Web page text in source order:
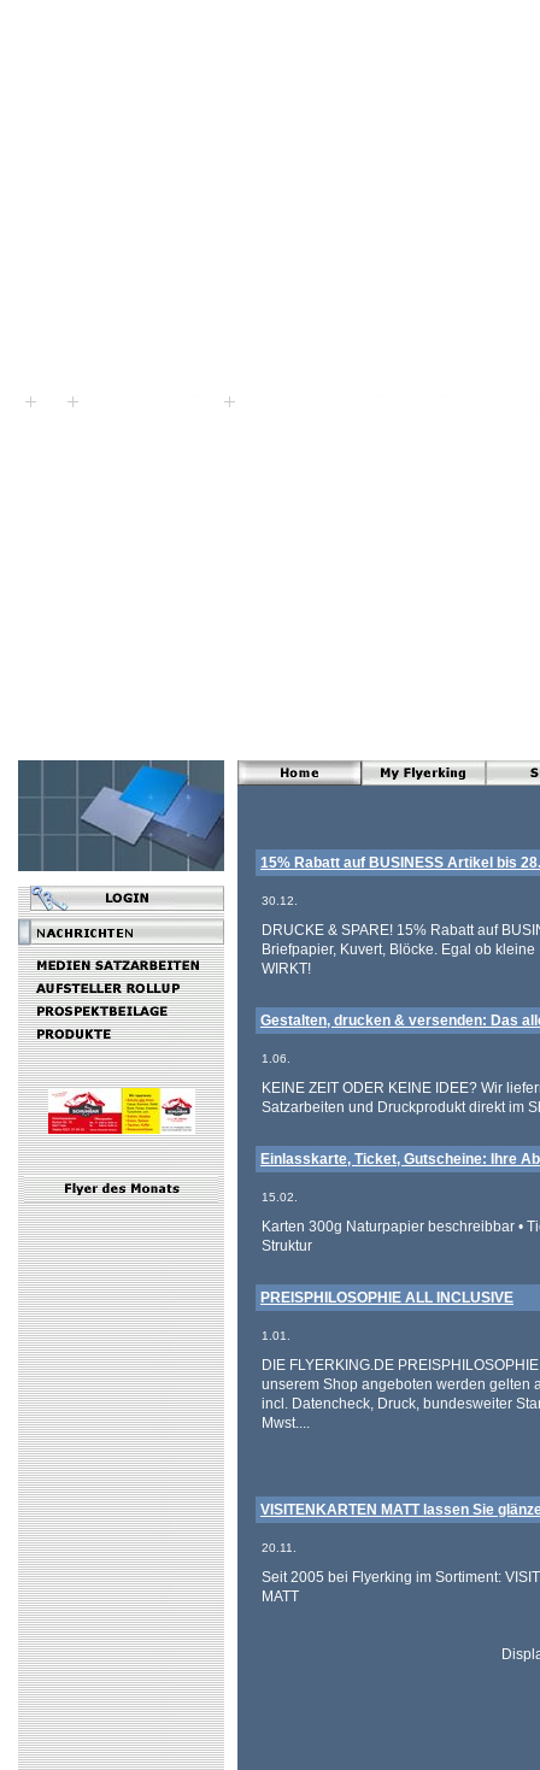
15% Rabatt auf BUSINESS Artikel bis
30.12.
DRUCKE & SPARE! 15% Rabatt auf
Briefpapier, Kuvert, Blöcke. Egal ob
WIRKT!
Gestalten, drucken & versenden: Das
1.06.
KEINE ZEIT ODER KEINE IDEE? Wir
Satzarbeiten und Druckprodukt direkt im
Einlasskarte, Ticket, Gutscheine: Ihre
15.02.
Karten 300g Naturpapier beschreibbar •
Struktur
PREISPHILOSOPHIE ALL INCLUSIVE
1.01.
DIE FLYERKING.DE
unserem Shop angeboten werden gelten
incl. Datencheck, Druck, bundesweiter
Mwst....
VISITENKARTEN MATT lassen Sie
20.11.
Seit 2005 bei Flyerking im Sortiment:
MATT